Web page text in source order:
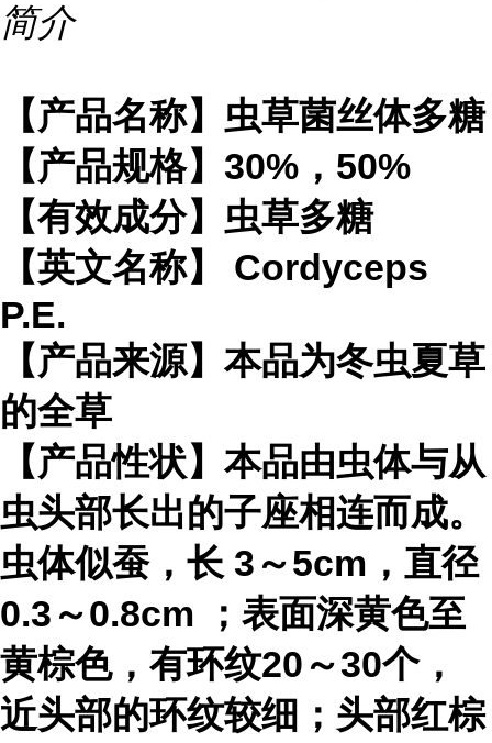
简介
【产品名称】虫草菌丝体多糖
【产品规格】30%，50%
【有效成分】虫草多糖
【英文名称】 Cordyceps
P.E.
【产品来源】本品为冬虫夏草
的全草
【产品性状】本品由虫体与从
虫头部长出的子座相连而成。
虫体似蚕，长 3～5cm，直径
0.3～0.8cm ；表面深黄色至
黄棕色，有环纹20～30个，
近头部的环纹较细；头部红棕